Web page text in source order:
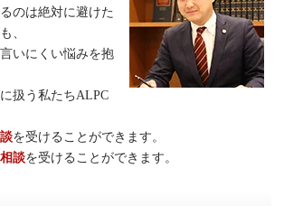
のは絶対に避けた
、
いにくい悩みを抱
扱う私たちALPC
を受けることができます。
談を受けることができます。